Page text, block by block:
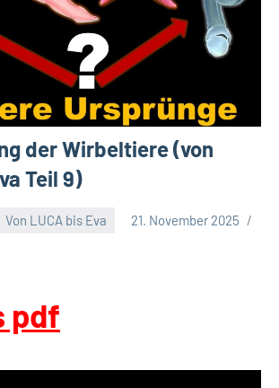
der Wirbeltiere (von
Teil 9)
Von LUCA bis Eva
21. November 2025
pdf